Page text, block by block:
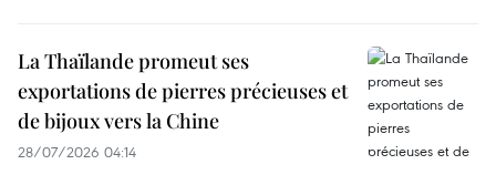
La Thaïlande promeut ses
exportations de pierres précieuses et
de bijoux vers la Chine
28/07/2026 04:14